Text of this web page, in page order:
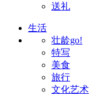
送礼
生活
壮龄go!
特写
美食
旅行
文化艺术